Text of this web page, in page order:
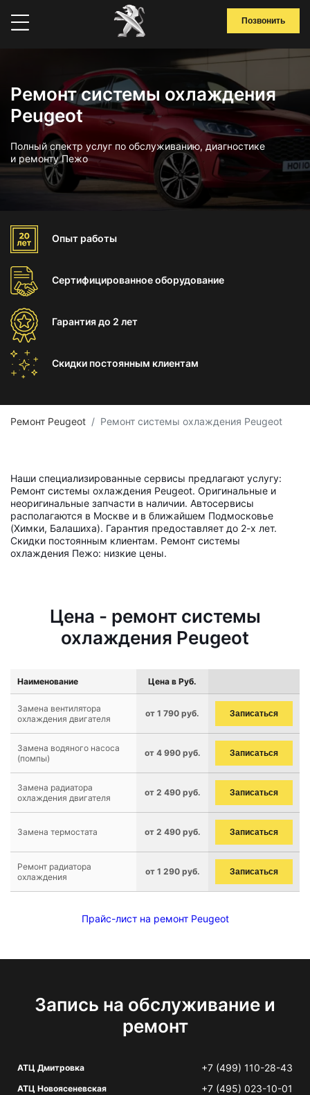
Позвонить
Ремонт системы охлаждения
Peugeot
Полный спектр услуг по обслуживанию, диагностике
и ремонту Пежо
Опыт работы
Сертифицированноеоборудование
Гарантиядо 2 лет
Скидки постоянным клиентам
Ремонт Peugeot Ремонт системы охлаждения Peugeot
Наши специализированные сервисы предлагают услугу:
Ремонт системы охлаждения Peugeot. Оригинальные и
неоригинальные запчасти в наличии. Автосервисы
располагаются в Москве и в ближайшем Подмосковье
(Химки, Балашиха). Гарантия предоставляет до 2-х лет.
Скидки постоянным клиентам. Ремонт системы
охлаждения Пежо: низкие цены.
Цена - ремонт системы
охлаждения Peugeot
Наименование Цена в Руб.
Замена вентилятора
охлаждения двигателя
от 1 790 руб. Записаться
Замена водяного насоса
(помпы)
от 4 990 руб. Записаться
Замена радиатора
охлаждения двигателя
от 2 490 руб. Записаться
Замена термостата от 2 490 руб. Записаться
Ремонт радиатора
охлаждения
от 1 290 руб. Записаться
Прайс-лист на ремонт Peugeot
Запись на обслуживание и
ремонт
АТЦ Дмитровка +7 (499) 110-28-43
АТЦ Новоясеневская +7 (495) 023-10-01